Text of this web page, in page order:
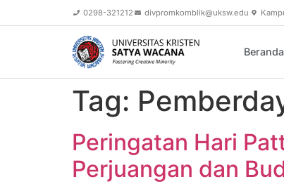
0298-321212 divpromkomblik@uksw.edu
Beranda
Tag:
Peringatan Hari
Perjuangan dan